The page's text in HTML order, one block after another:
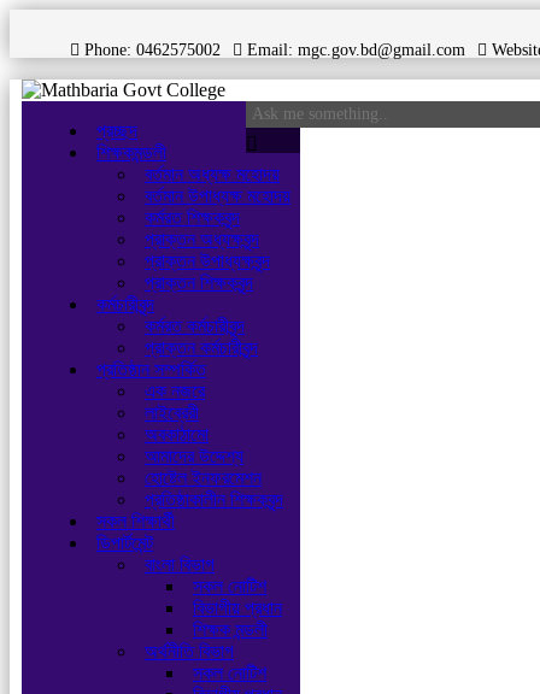
Phone: 0462575002 Email: mgc.gov.bd@gmail.com
প্রচ্ছদ
শিক্ষকমন্ডলী
বর্তমান অধ্যক্ষ মহোদয়
বর্তমান ‌উপাধ্যক্ষ মহোদয়
কর্মরত শিক্ষকবৃন্দ
প্রাক্তন অধ্যক্ষবৃন্দ
প্রাক্তন উপাধ্যক্ষবৃন্দ
প্রাক্তন শিক্ষকবৃন্দ
কর্মচারীবৃন্দ
কর্মরত কর্মচারীবৃন্দ
প্রাক্তন কর্মচারীবৃন্দ
প্রতিষ্ঠান সম্পর্কিত
এক নজরে
লাইব্রেরী
অবকাঠামো
আমাদের উদ্দেশ্য
হোষ্টেল ইনফরমেশন
প্রতিষ্ঠাকালীন শিক্ষকবৃন্দ
সকল শিক্ষার্থী
ডিপার্টমেন্ট
বাংলা বিভাগ
সকল নোটিশ
বিভাগীয় প্রধান
শিক্ষক মন্ডলী
অর্থনীতি বিভাগ
সকল নোটিশ